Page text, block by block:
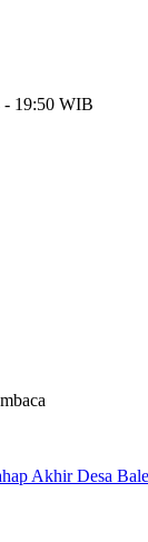
- 19:50 WIB
Akhir Desa